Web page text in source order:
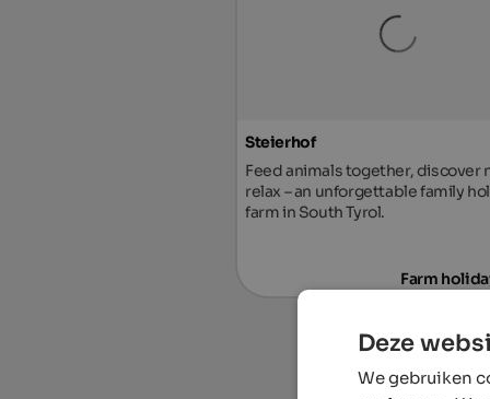
Steierhof
Feed animals together, discover
relax – an unforgettable family
farm in South Tyrol.
Farm
Deze
We gebruiken